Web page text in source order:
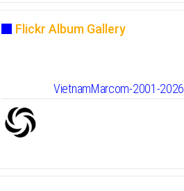
Flickr Album Gallery
VietnamMarcom-2001-2026